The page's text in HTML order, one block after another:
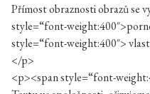
Přímost obraznosti obrazů se
style=“font-
style=“font-weight:400″>
</p>
<p><span style=“font-